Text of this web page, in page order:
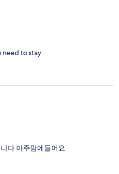
need to stay
다 아주맘에들어요